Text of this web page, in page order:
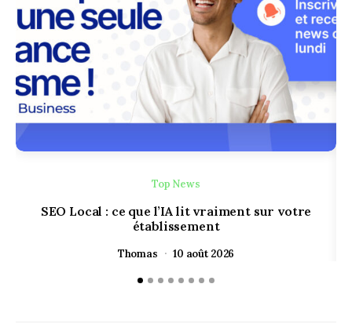
Top News
SEO Local : ce que l’IA lit vraiment sur votre
établissement
Thomas 10 août 2026